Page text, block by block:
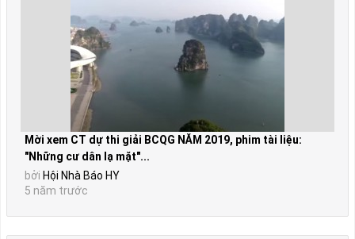
Mời xem CT dự thi giải BCQG NĂM 2019, phim tài liệu:
"Những cư dân lạ mặt"...
bởi Hội Nhà Báo HY
5 năm trước